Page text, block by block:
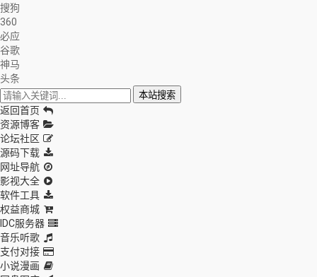
搜狗
360
必应
谷歌
神马
头条
本站搜索
返回首页
资源博客
论坛社区
源码下载
网址导航
影视大全
软件工具
权益商城
IDC服务器
音乐听歌
支付对接
小说漫画